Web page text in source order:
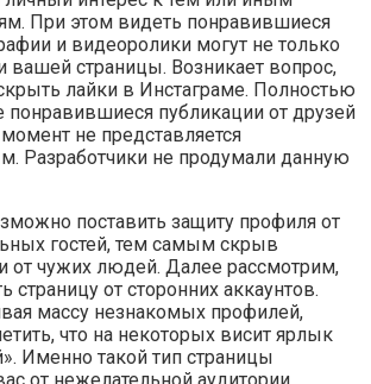
При этом видеть понравившиеся
и видеоролики могут не только
вашей страницы. Возникает вопрос,
лайки в Инстаграме. Полностью
понравившиеся публикации от друзей
не представляется
Разработчики не продумали данную
поставить защиту профиля от
гостей, тем самым скрыв
от чужих людей. Далее рассмотрим,
страницу от сторонних аккаунтов.
массу незнакомых профилей,
что на некоторых висит ярлык
Именно такой тип страницы
от нежелательной аудитории.